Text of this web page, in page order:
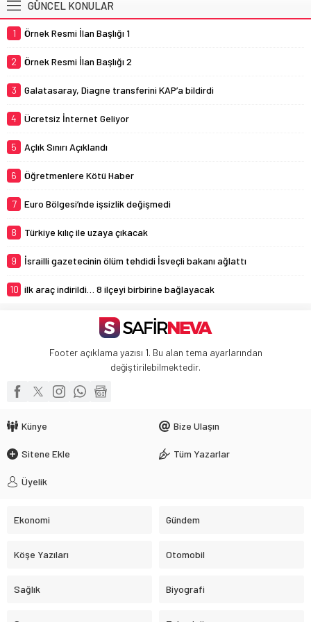
GÜNCEL KONULAR
1 Örnek Resmi İlan Başlığı 1
2 Örnek Resmi İlan Başlığı 2
3 Galatasaray, Diagne transferini KAP’a bildirdi
4 Ücretsiz İnternet Geliyor
5 Açlık Sınırı Açıklandı
6 Öğretmenlere Kötü Haber
7 Euro Bölgesi’nde işsizlik değişmedi
8 Türkiye kılıç ile uzaya çıkacak
9 İsrailli gazetecinin ölüm tehdidi İsveçli bakanı ağlattı
10 ilk araç indirildi… 8 ilçeyi birbirine bağlayacak
Footer açıklama yazısı 1. Bu alan tema ayarlarından
değiştirilebilmektedir.
Künye Bize Ulaşın
Sitene Ekle Tüm Yazarlar
Üyelik
Ekonomi Gündem
Köşe Yazıları Otomobil
Sağlık Biyografi